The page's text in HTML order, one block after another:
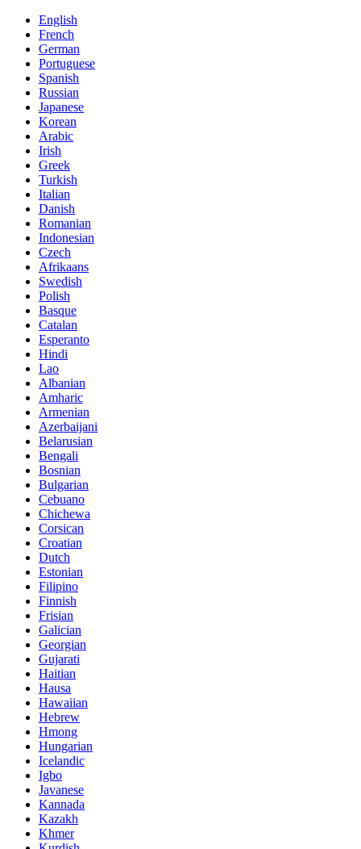
English
French
German
Portuguese
Spanish
Russian
Japanese
Korean
Arabic
Irish
Greek
Turkish
Italian
Danish
Romanian
Indonesian
Czech
Afrikaans
Swedish
Polish
Basque
Catalan
Esperanto
Hindi
Lao
Albanian
Amharic
Armenian
Azerbaijani
Belarusian
Bengali
Bosnian
Bulgarian
Cebuano
Chichewa
Corsican
Croatian
Dutch
Estonian
Filipino
Finnish
Frisian
Galician
Georgian
Gujarati
Haitian
Hausa
Hawaiian
Hebrew
Hmong
Hungarian
Icelandic
Igbo
Javanese
Kannada
Kazakh
Khmer